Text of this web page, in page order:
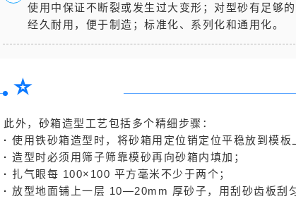
使用中保证不断裂或发生过大变形；对型砂有足够
经久耐用，便于制造；标准化、系列化和通用化。
⭐
此外，砂箱造型工艺包括多个精细步骤：
· 使用铁砂箱造型时，将砂箱用定位销定位平稳放到模板
· 造型时必须用筛子筛靠模砂再向砂箱内填加；
· 扎气眼每 100×100 平方毫米不少于两个；
· 放型地面铺上一层 10—20mm 厚砂子，用刮砂齿板刮